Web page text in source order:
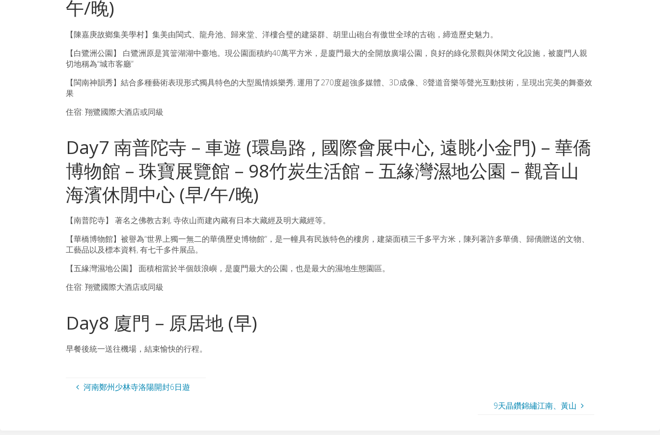
午/晚)
【陳嘉庚故鄉集美學村】集美由閩式、龍舟池、歸來堂、洋樓合璧的建築群、胡里山砲台有傲世全球的古砲，締造歷史魅力。
【白鷺洲公園】 白鷺洲原是篔簹湖湖中臺地。現公園面積約40萬平方米，是廈門最大的全開放廣場公園，良好的綠化景觀與休閑文化設施，被廈門人親
切地稱為“城市客廳”
【閩南神韻秀】結合多種藝術表現形式獨具特色的大型風情娛樂秀, 運用了270度超強多媒體、3D成像、8聲道音樂等聲光互動技術，呈現出完美的舞臺效
果
住宿: 翔鷺國際大酒店或同級
Day7 南普陀寺 – 車遊 (環島路 , 國際會展中心, 遠眺小金門) – 華僑
博物館 – 珠寶展覽館 – 98竹炭生活館 – 五緣灣濕地公園 – 觀音山
海濱休閒中心 (早/午/晚)
【南普陀寺】 著名之佛教古剎, 寺依山而建內藏有日本大藏經及明大藏經等。
【華橋博物館】被譽為“世界上獨一無二的華僑歷史博物館”，是一幢具有民族特色的樓房，建築面積三千多平方米，陳列著許多華僑、歸僑贈送的文物、
工藝品以及標本資料, 有七千多件展品。
【五緣灣濕地公園】 面積相當於半個鼓浪嶼，是廈門最大的公園，也是最大的濕地生態園區。
住宿: 翔鷺國際大酒店或同級
Day8 廈門 – 原居地 (早)
早餐後統一送往機場，結束愉快的行程。
河南鄭州少林寺洛陽開封6日遊
9天晶鑽錦繡江南、黃山